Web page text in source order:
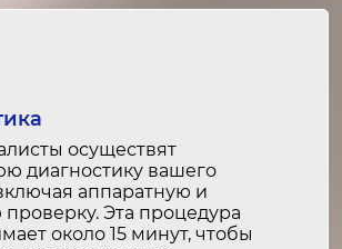
подачи воды
подачи воды
освещения
осуществят
диагностику вашего
аппаратную и
Эта процедура
около 15 минут, чтобы